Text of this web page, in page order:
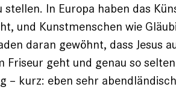
­stellen. In Europa haben das
und Kunstmenschen wie
daran gewöhnt, dass Jesus
Friseur geht und genau so
– kurz: eben sehr